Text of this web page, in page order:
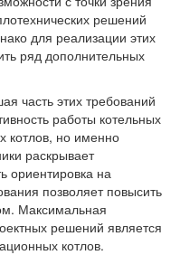
решений
для реализации этих
ряд дополнительных
часть этих требований
работы котельных
котлов, но именно
раскрывает
ориентировка на
позволяет повысить
Максимальная
решений является
котлов.